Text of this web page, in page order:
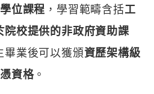
位課程 ，學習範疇含括工
院校提供的非政府資助課
畢業後可以獲頒資歷架構級
資格。